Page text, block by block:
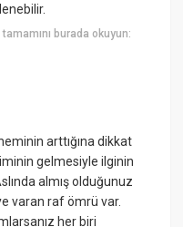
tamamını burada okuyun:
arttığına dikkat
gelmesiyle ilginin
almış olduğunuz
varan raf ömrü var.
her biri